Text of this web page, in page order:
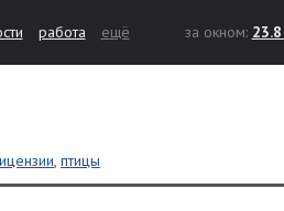
работа ещё за окном: 23.8
,птицы